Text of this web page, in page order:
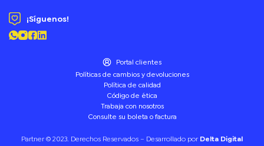
¡Síguenos!
Portal clientes
Políticas de cambios y devoluciones
Política de calidad
Código de ética
Trabaja con nosotros
Consulte su boleta o factura
Partner © 2023. Derechos Reservados – Desarrollado porDelta Digital